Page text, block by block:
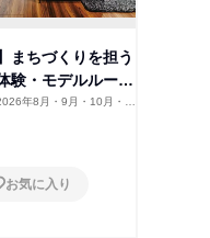
まちづくりを担う
験・モデルルーム
年8月・9月・10月・11
お気に入り